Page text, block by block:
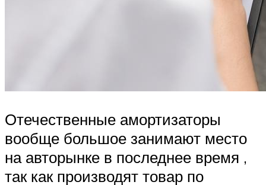
Отечественные амортизаторы
вообще большое занимают место
на авторынке в последнее время ,
так как производят товар по